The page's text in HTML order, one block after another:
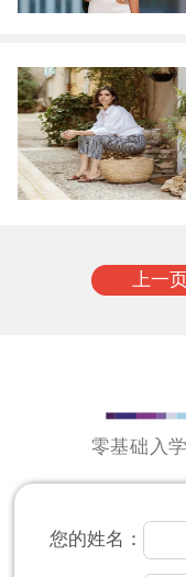
上一
零基础入
您的姓名：